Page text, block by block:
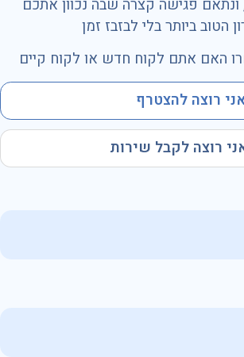
פגישה קצרה שבה נכוון אתכם
הטוב ביותר בלי לבזבז זמן
האם אתם לקוח חדש או לקוח קיים
רוצה להצטרף
רוצה לקבל שירות